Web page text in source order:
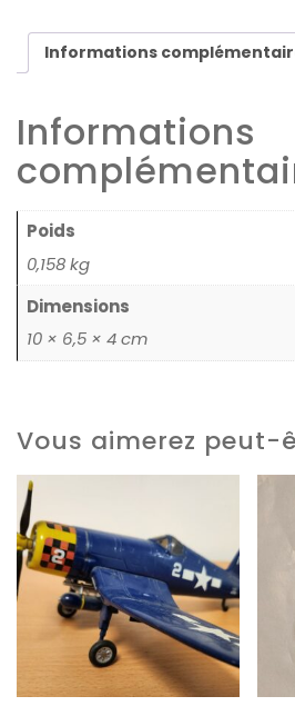
Informations
Informations
Poids
0,158 kg
Dimensions
10 × 6,5 × 4 cm
Vous aimerez peut-